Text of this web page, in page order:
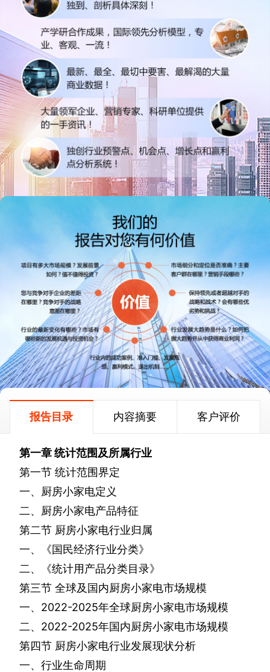
报告目录 内容摘要 客户评价
第一章统计范围及所属行业
第一节 统计范围界定
一、厨房小家电定义
二、厨房小家电产品特征
第二节 厨房小家电行业归属
一、《国民经济行业分类》
二、《统计用产品分类目录》
第三节 全球及国内厨房小家电市场规模
一、 2022-2025年全球厨房小家电市场规模
二、 2022-2025年国内厨房小家电市场规模
第四节 厨房小家电行业发展现状分析
一、行业生命周期